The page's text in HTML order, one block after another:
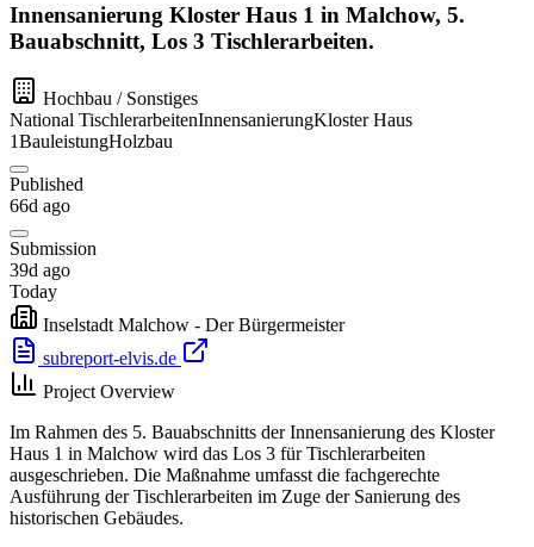
Innensanierung Kloster Haus 1 in Malchow, 5.
Bauabschnitt, Los 3 Tischlerarbeiten.
Hochbau / Sonstiges
National TischlerarbeitenInnensanierungKloster Haus
1BauleistungHolzbau
Published
66d ago
Submission
39d ago
Today
Inselstadt Malchow - Der Bürgermeister
subreport-elvis.de
Project Overview
Im Rahmen des 5. Bauabschnitts der Innensanierung des Kloster
Haus 1 in Malchow wird das Los 3 für Tischlerarbeiten
ausgeschrieben. Die Maßnahme umfasst die fachgerechte
Ausführung der Tischlerarbeiten im Zuge der Sanierung des
historischen Gebäudes.